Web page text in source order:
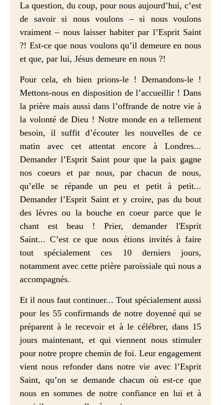
La question, du coup, pour nous aujourd’hui, c’est
de savoir si nous voulons – si nous voulons
vraiment – nous laisser habiter par l’Esprit Saint
?! Est-ce que nous voulons qu’il demeure en nous
et que, par lui, Jésus demeure en nous ?!
Pour cela, eh bien prions-le ! Demandons-le !
Mettons-nous en disposition de l’accueillir ! Dans
la prière mais aussi dans l’offrande de notre vie à
la volonté de Dieu ! Notre monde en a tellement
besoin, il suffit d’écouter les nouvelles de ce
matin avec cet attentat encore à Londres...
Demander l’Esprit Saint pour que la paix gagne
nos coeurs et par nous, par chacun de nous,
qu’elle se répande un peu et petit à petit...
Demander l’Esprit Saint et y croire, pas du bout
des lèvres ou la bouche en coeur parce que le
chant est beau ! Prier, demander l'Esprit
Saint... C’est ce que nous étions invités à faire
tout spécialement ces 10 derniers jours,
notamment avec cette prière paroissiale qui nous a
accompagnés.
Et il nous faut continuer... Tout spécialement aussi
pour les 55 confirmands de notre doyenné qui se
préparent à le recevoir et à le célébrer, dans 15
jours maintenant, et qui viennent nous stimuler
pour notre propre chemin de foi. Leur engagement
vient nous refonder dans notre vie avec l’Esprit
Saint, qu’on se demande chacun où est-ce que
nous en sommes de notre confiance en lui et à